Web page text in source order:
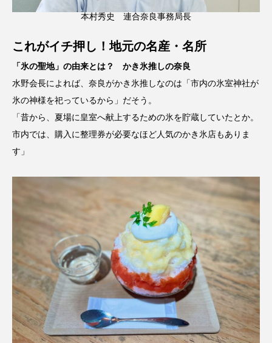
本村秀史 連合奈良事務局長
これがイチ押し！地元の名産・名所
「氷の聖地」の由来とは？ かき氷推しの奈良
水野会長によれば、奈良がかき氷推しなのは「市内の氷室神社が
氷の神様を祀っているから」だそう。
「昔から、夏場に皇室へ献上するための氷を貯蔵していたとか。
市内では、購入に整理券が必要なほど人気のかき氷店もありま
す」